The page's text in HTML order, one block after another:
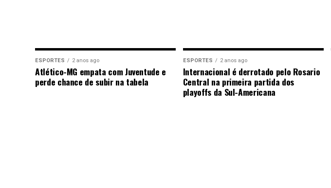
ESPORTES 2 anos ago
Atlético-MG empata com Juventude e
perde chance de subir na tabela
ESPORTES 2 anos ago
Internacional é derrotado pelo Rosario
Central na primeira partida dos
playoffs da Sul-Americana